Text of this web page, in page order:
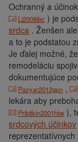
Ochranný a
Li2008ibc ) je
srdca . Ženšen
a to je podstatou
Je ďalej možné,
remodeláciu
dokumentujúce
Pazyar2012gpn ,
lekára aby
Pribitkin2001htw ),
srdcových účinkov
reprezentatívnych